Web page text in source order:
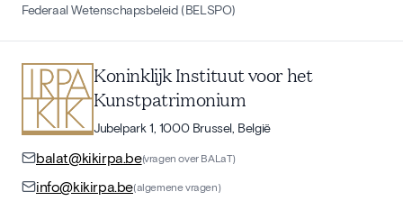
Federaal Wetenschapsbeleid (BELSPO)
Koninklijk Instituut voor het
Kunstpatrimonium
Jubelpark 1, 1000 Brussel, België
balat@kikirpa.be(vragen over BALaT)
info@kikirpa.be(algemene vragen)